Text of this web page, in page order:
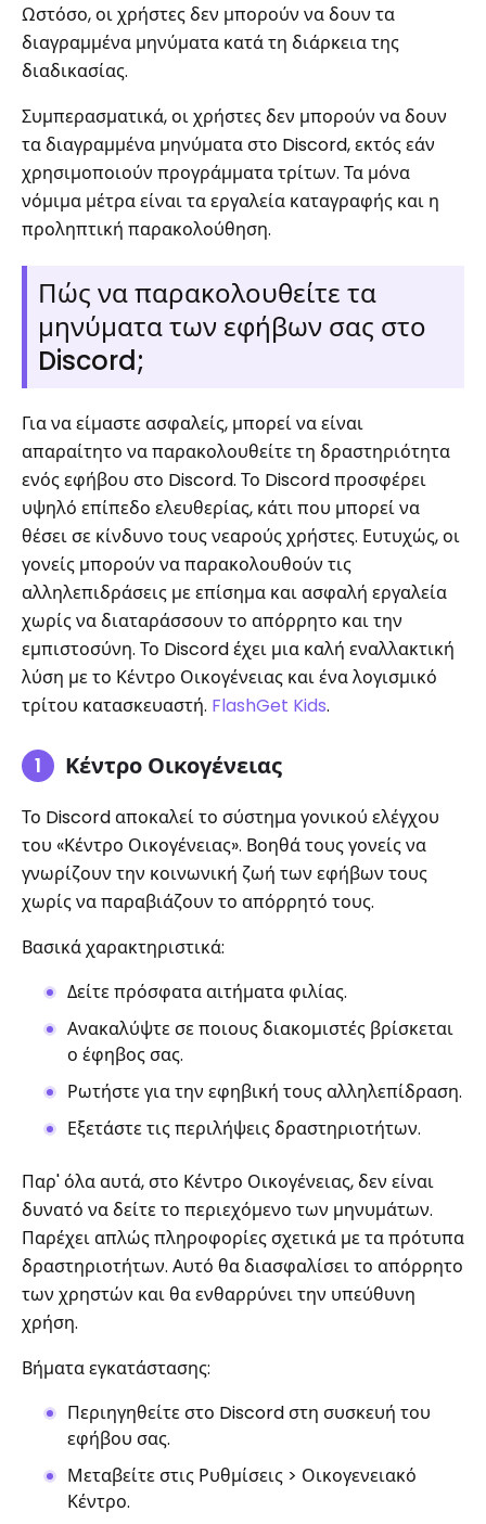
Ωστόσο, οι χρήστες δεν μπορούν να δουν τα
διαγραμμένα μηνύματα κατά τη διάρκεια της
διαδικασίας.
Συμπερασματικά, οι χρήστες δεν μπορούν να δουν
τα διαγραμμένα μηνύματα στο Discord, εκτός εάν
χρησιμοποιούν προγράμματα τρίτων. Τα μόνα
νόμιμα μέτρα είναι τα εργαλεία καταγραφής και η
προληπτική παρακολούθηση.
Πώς να παρακολουθείτε τα
μηνύματα των εφήβων σας στο
Discord;
Για να είμαστε ασφαλείς, μπορεί να είναι
απαραίτητο να παρακολουθείτε τη δραστηριότητα
ενός εφήβου στο Discord. Το Discord προσφέρει
υψηλό επίπεδο ελευθερίας, κάτι που μπορεί να
θέσει σε κίνδυνο τους νεαρούς χρήστες. Ευτυχώς, οι
γονείς μπορούν να παρακολουθούν τις
αλληλεπιδράσεις με επίσημα και ασφαλή εργαλεία
χωρίς να διαταράσσουν το απόρρητο και την
εμπιστοσύνη. Το Discord έχει μια καλή εναλλακτική
λύση με το Κέντρο Οικογένειας και ένα λογισμικό
τρίτου κατασκευαστή. FlashGet Kids.
Κέντρο Οικογένειας
Το Discord αποκαλεί το σύστημα γονικού ελέγχου
του «Κέντρο Οικογένειας». Βοηθά τους γονείς να
γνωρίζουν την κοινωνική ζωή των εφήβων τους
χωρίς να παραβιάζουν το απόρρητό τους.
Βασικά χαρακτηριστικά:
Δείτε πρόσφατα αιτήματα φιλίας.
Ανακαλύψτε σε ποιους διακομιστές βρίσκεται
ο έφηβος σας.
Ρωτήστε για την εφηβική τους αλληλεπίδραση.
Εξετάστε τις περιλήψεις δραστηριοτήτων.
Παρ' όλα αυτά, στο Κέντρο Οικογένειας, δεν είναι
δυνατό να δείτε το περιεχόμενο των μηνυμάτων.
Παρέχει απλώς πληροφορίες σχετικά με τα πρότυπα
δραστηριοτήτων. Αυτό θα διασφαλίσει το απόρρητο
των χρηστών και θα ενθαρρύνει την υπεύθυνη
χρήση.
Βήματα εγκατάστασης:
Περιηγηθείτε στο Discord στη συσκευή του
εφήβου σας.
Μεταβείτε στις Ρυθμίσεις > Οικογενειακό
Κέντρο.